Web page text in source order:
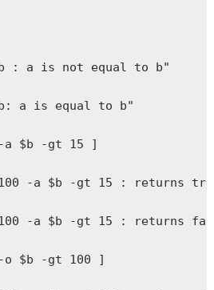
: a is not equal to b"
a is equal to b"
$b -gt 15 ]
-a $b -gt 15 : returns
-a $b -gt 15 : returns
$b -gt 100 ]